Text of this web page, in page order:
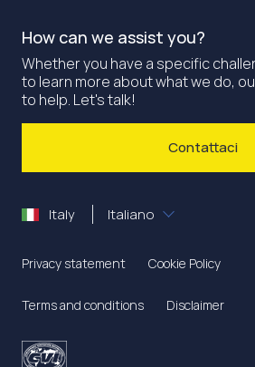
How can we assist you?
Whether you have a specific
to learn more about what we do,
to help. Let's talk!
Contattaci
Italy Italiano
Privacy statement Cookie Policy
Terms and conditions Disclaimer